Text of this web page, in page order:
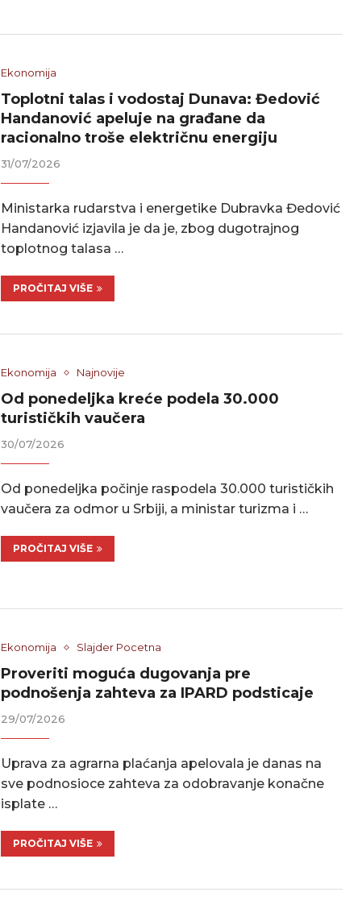
Ekonomija
Toplotni talas i vodostaj Dunava: Đedović
Handanović apeluje na građane da
racionalno troše električnu energiju
31/07/2026
Ministarka rudarstva i energetike Dubravka Đedović
Handanović izjavila je da je, zbog dugotrajnog
toplotnog talasa …
PROČITAJ VIŠE
Ekonomija Najnovije
Od ponedeljka kreće podela 30.000
turističkih vaučera
30/07/2026
Od ponedeljka počinje raspodela 30.000 turističkih
vaučera za odmor u Srbiji, a ministar turizma i …
PROČITAJ VIŠE
Ekonomija Slajder Pocetna
Proveriti moguća dugovanja pre
podnošenja zahteva za IPARD podsticaje
29/07/2026
Uprava za agrarna plaćanja apelovala je danas na
sve podnosioce zahteva za odobravanje konačne
isplate …
PROČITAJ VIŠE